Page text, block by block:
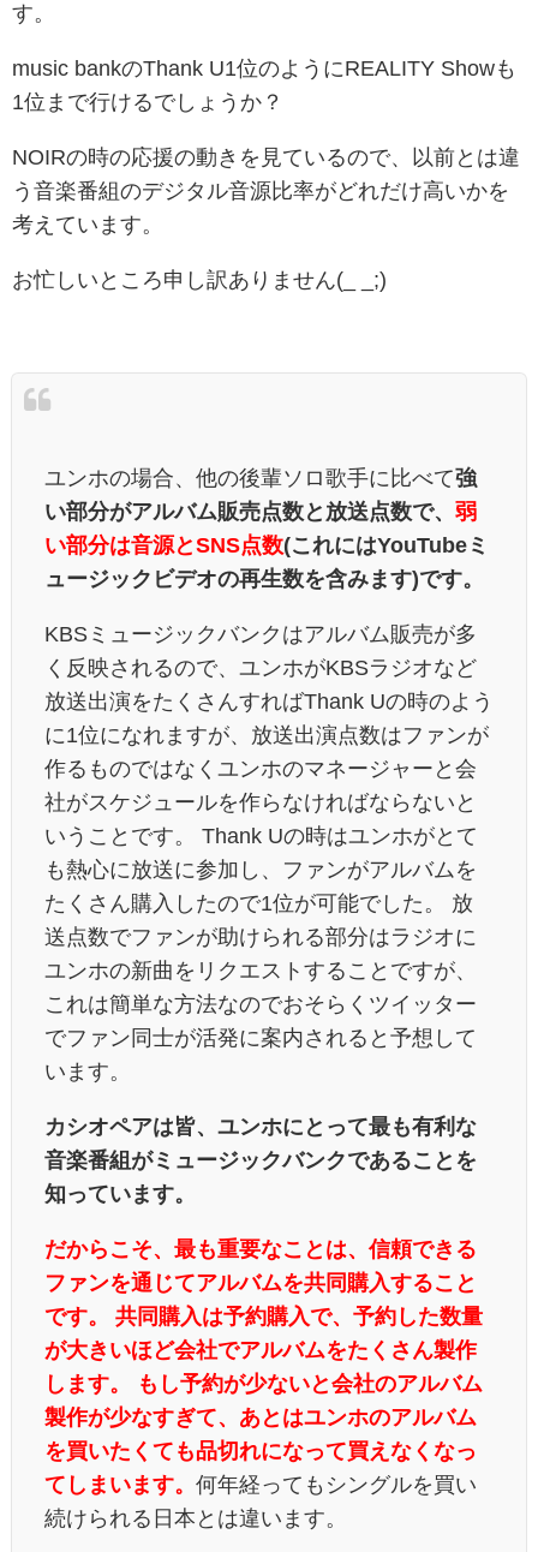
す。
music bankのThank U1位のようにREALITY Showも
1位まで行けるでしょうか？
NOIRの時の応援の動きを見ているので、以前とは違
う音楽番組のデジタル音源比率がどれだけ高いかを
考えています。
お忙しいところ申し訳ありません(_ _;)
ユンホの場合、他の後輩ソロ歌手に比べて強
い部分がアルバム販売点数と放送点数で、 弱
い部分は音源とSNS点数(これにはYouTubeミ
ュージックビデオの再生数を含みます)です。
KBSミュージックバンクはアルバム販売が多
く反映されるので、ユンホがKBSラジオなど
放送出演をたくさんすればThank Uの時のよう
に1位になれますが、放送出演点数はファンが
作るものではなくユンホのマネージャーと会
社がスケジュールを作らなければならないと
いうことです。 Thank Uの時はユンホがとて
も熱心に放送に参加し、ファンがアルバムを
たくさん購入したので1位が可能でした。 放
送点数でファンが助けられる部分はラジオに
ユンホの新曲をリクエストすることですが、
これは簡単な方法なのでおそらくツイッター
でファン同士が活発に案内されると予想して
います。
カシオペアは皆、ユンホにとって最も有利な
音楽番組がミュージックバンクであることを
知っています。
だからこそ、最も重要なことは、信頼できる
ファンを通じてアルバムを共同購入すること
です。 共同購入は予約購入で、予約した数量
が大きいほど会社でアルバムをたくさん製作
します。 もし予約が少ないと会社のアルバム
製作が少なすぎて、あとはユンホのアルバム
を買いたくても品切れになって買えなくなっ
てしまいます。 何年経ってもシングルを買い
続けられる日本とは違います。